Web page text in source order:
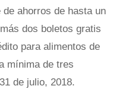
ahorros de hasta un
dos boletos gratis
para alimentos de
mínima de tres
de julio, 2018.